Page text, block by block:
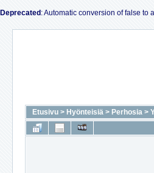
Deprecated : Automatic conversion of false to
Etusivu > Hyönteisiä > Perhosia >